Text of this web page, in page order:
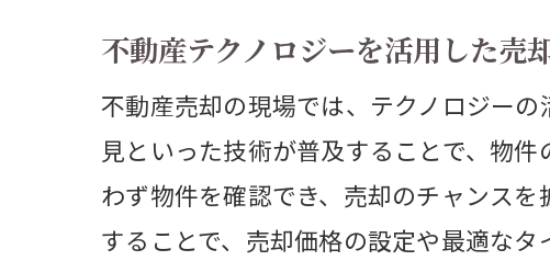
郊外物件へ
郊外物
郊外エ
自然環
交通ア
不動産テクノロジーを活用した売
不動産売却の現場では、テクノロジー
見といった技術が普及することで、物
わず物件を確認でき、売却のチャンス
することで、売却価格の設定や最適な